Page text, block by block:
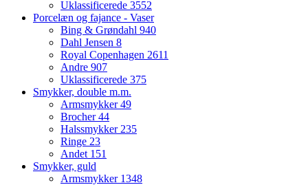
Uklassificerede 3552
Porcelæn og fajance - Vaser
Bing & Grøndahl 940
Dahl Jensen 8
Royal Copenhagen 2611
Andre 907
Uklassificerede 375
Smykker, double m.m.
Armsmykker49
Brocher44
Halssmykker235
Ringe 23
Andet 151
Smykker, guld
Armsmykker 1348